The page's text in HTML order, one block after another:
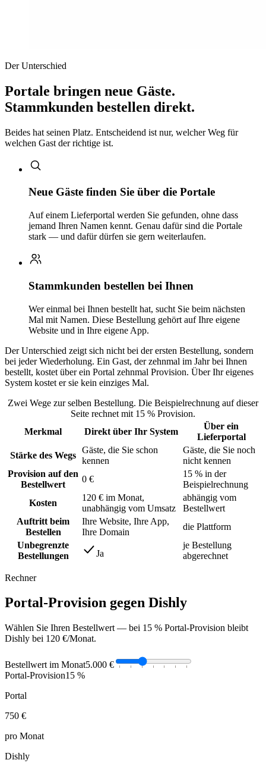
Der Unterschied
Portale bringen neue Gäste.
Stammkunden bestellen direkt.
Beides hat seinen Platz. Entscheidend ist nur, welcher Weg für
welchen Gast der richtige ist.
Neue Gäste finden Sie über die Portale
Auf einem Lieferportal werden Sie gefunden, ohne dass
jemand Ihren Namen kennt. Genau dafür sind die Portale
stark — und dafür dürfen sie gern weiterlaufen.
Stammkunden bestellen bei Ihnen
Wer einmal bei Ihnen bestellt hat, sucht Sie beim nächsten
Mal mit Namen. Diese Bestellung gehört auf Ihre eigene
Website und in Ihre eigene App.
Der Unterschied zeigt sich nicht bei der ersten Bestellung, sondern
bei jeder Wiederholung. Ein Gast, der zehnmal im Jahr bei Ihnen
bestellt, kostet über ein Portal zehnmal Provision. Über Ihr eigenes
System kostet er sie kein einziges Mal.
Zwei Wege zur selben Bestellung. Die Beispielrechnung auf dieser
Seite rechnet mit 15 % Provision.
Merkmal
Direkt über Ihr System
Über ein
Lieferportal
Stärke des Wegs
Gäste, die Sie schon
kennen
Gäste, die Sie noch
nicht kennen
Provision auf den
Bestellwert
0 €
15 % in der
Beispielrechnung
Kosten
120 € im Monat,
unabhängig vom Umsatz
abhängig vom
Bestellwert
Auftritt beim
Bestellen
Ihre Website, Ihre App,
Ihre Domain
die Plattform
Unbegrenzte
Bestellungen
Ja
je Bestellung
abgerechnet
Rechner
Portal-Provision gegen Dishly
Wählen Sie Ihren Bestellwert — bei 15 % Portal-Provision bleibt
Dishly bei 120 €/Monat.
Bestellwert im Monat5.000 €
Portal-Provision15 %
Portal
750 €
pro Monat
Dishly